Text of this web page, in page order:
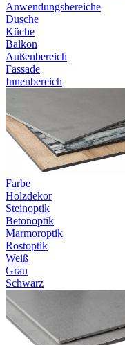
Anwendungsbereiche
Dusche
Küche
Balkon
Außenbereich
Fassade
Innenbereich
Farbe
Holzdekor
Steinoptik
Betonoptik
Marmoroptik
Rostoptik
Weiß
Grau
Schwarz